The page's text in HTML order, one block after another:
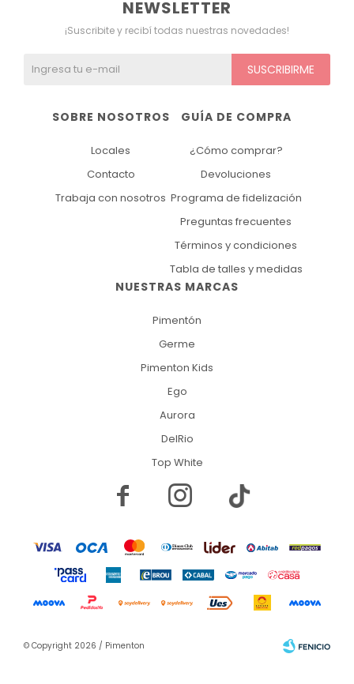
NUESTRAS MARCAS
Pimentón
Germe
Pimenton Kids
Ego
Aurora
DelRio
Top White
GUÍA DE COMPRA
¿Cómo comprar?
Devoluciones
Programa de fidelización
Preguntas frecuentes
Términos y condiciones
Tabla de talles y medidas
SOBRE NOSOTROS
Locales
Contacto
Trabaja con nosotros
NEWSLETTER
¡Suscribite y recibí todas nuestras novedades!
SUSCRIBIRME
 
© Copyright 2026 / Pimenton